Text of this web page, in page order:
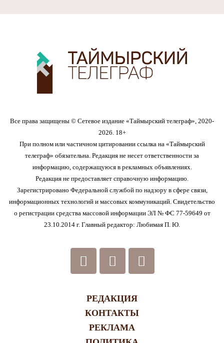
Все права защищены © Сетевое издание «Таймырский телеграф», 2020-
2026. 18+
При полном или частичном цитировании ссылка на «Таймырский
телеграф» обязательна. Редакция не несет ответственности за
информацию, содержащуюся в рекламных объявлениях.
Редакция не предоставляет справочную информацию.
Зарегистрировано Федеральной службой по надзору в сфере связи,
информационных технологий и массовых коммуникаций. Свидетельство
о регистрации средства массовой информации ЭЛ № ФС 77-59649 от
23.10.2014 г. Главный редактор: Любимая П. Ю.
РЕДАКЦИЯ
КОНТАКТЫ
РЕКЛАМА